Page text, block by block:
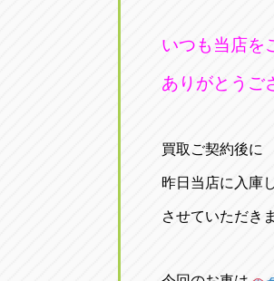
いつも当店を
ありがとうご
買取ご契約後に
昨日当店に入庫
させていただき